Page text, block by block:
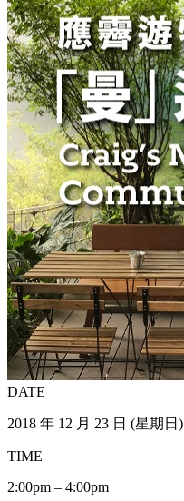
DATE
2018 年 12 月 23 日 (星期日)
TIME
2:00pm – 4:00pm